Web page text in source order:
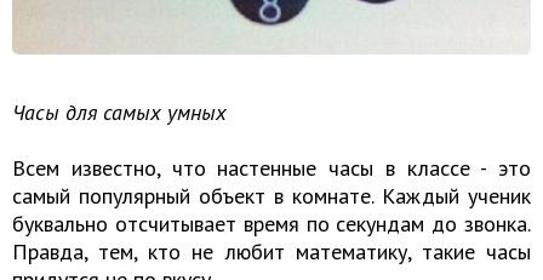
Часы для самых умных
Всем известно, что настенные часы в классе - это
самый популярный объект в комнате. Каждый ученик
буквально отсчитывает время по секундам до звонка.
Правда, тем, кто не любит математику, такие часы